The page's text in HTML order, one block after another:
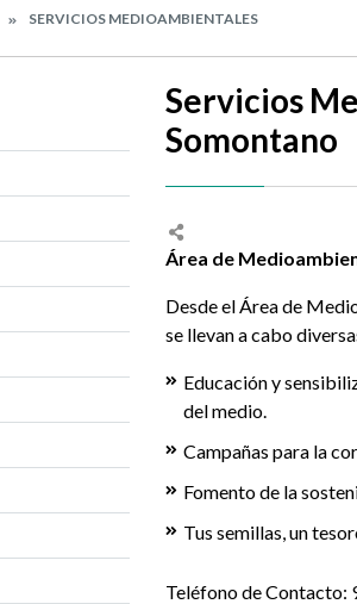
SERVICIOS MEDIOAMBIENTALES
Servicios
Somontano
Área de
Desde el Área de
se llevan a cabo
Educación y
del medio.
Campañas para la
Fomento de la
Tus semillas, un
Teléfono de Contacto: